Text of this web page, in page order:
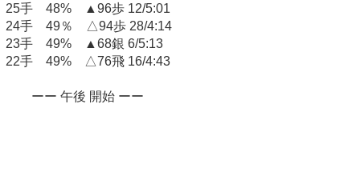
25手 48% ▲96歩 12/5:01
24手 49％ △94歩 28/4:14
23手 49% ▲68銀 6/5:13
22手 49% △76飛 16/4:43
ーー 午後 開始 ーー